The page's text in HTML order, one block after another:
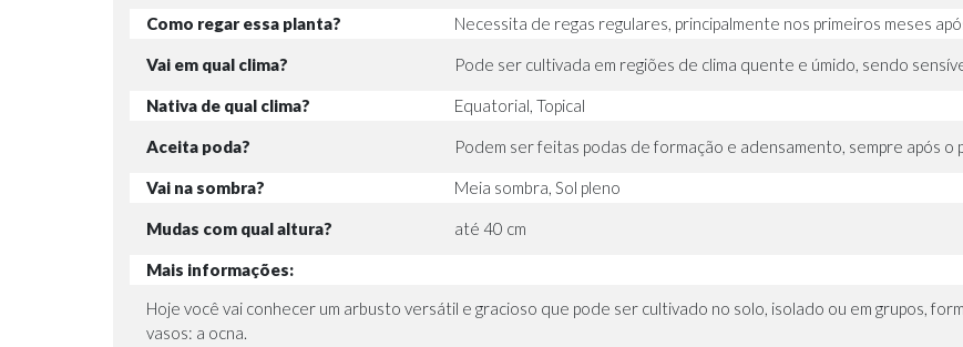
Como regar essa planta? Necessita de regas regulares, principalmente nos primeiros meses
Vai em qual clima? Pode ser cultivada em regiões de clima quente e úmido, sendo
Nativa de qual clima? Equatorial, Topical
Aceita poda? Podem ser feitas podas de formação e adensamento, sempre após
Vai na sombra? Meia sombra, Sol pleno
Mudas com qual altura? até 40 cm
Mais informações:
Hoje você vai conhecer um arbusto versátil e gracioso que pode ser cultivado no solo, isolado ou em grupos,
vasos: a ocna.